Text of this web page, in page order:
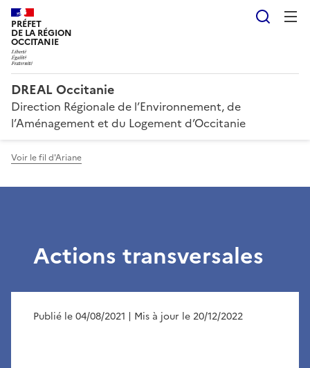
PRÉFET
DE LA RÉGION
OCCITANIE
DREAL Occitanie
Direction Régionale de l’Environnement, de
l’Aménagement et du Logement d’Occitanie
Voir le fil d'Ariane
Actions transversales
Publié le 04/08/2021 | Mis à jour le 20/12/2022